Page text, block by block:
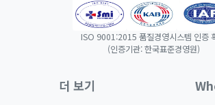
ISO 9001:2015 품질경영시스템 인증
(인증기관: 한국표준경영원)
더 보기